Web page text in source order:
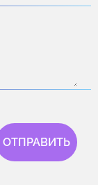
ОТПРАВИТЬ